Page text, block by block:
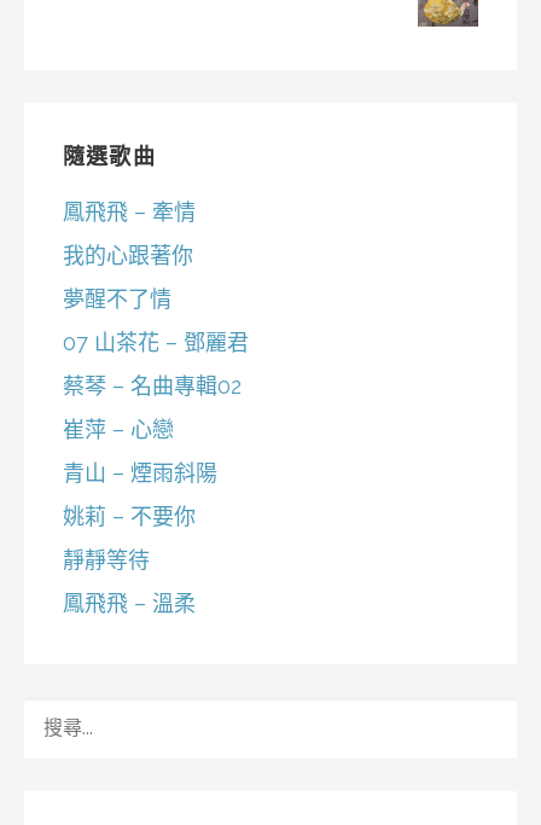
隨選歌曲
鳳飛飛 – 牽情
我的心跟著你
夢醒不了情
07 山茶花 – 鄧麗君
蔡琴 – 名曲專輯02
崔萍 – 心戀
青山 – 煙雨斜陽
姚莉 – 不要你
靜靜等待
鳳飛飛 – 溫柔